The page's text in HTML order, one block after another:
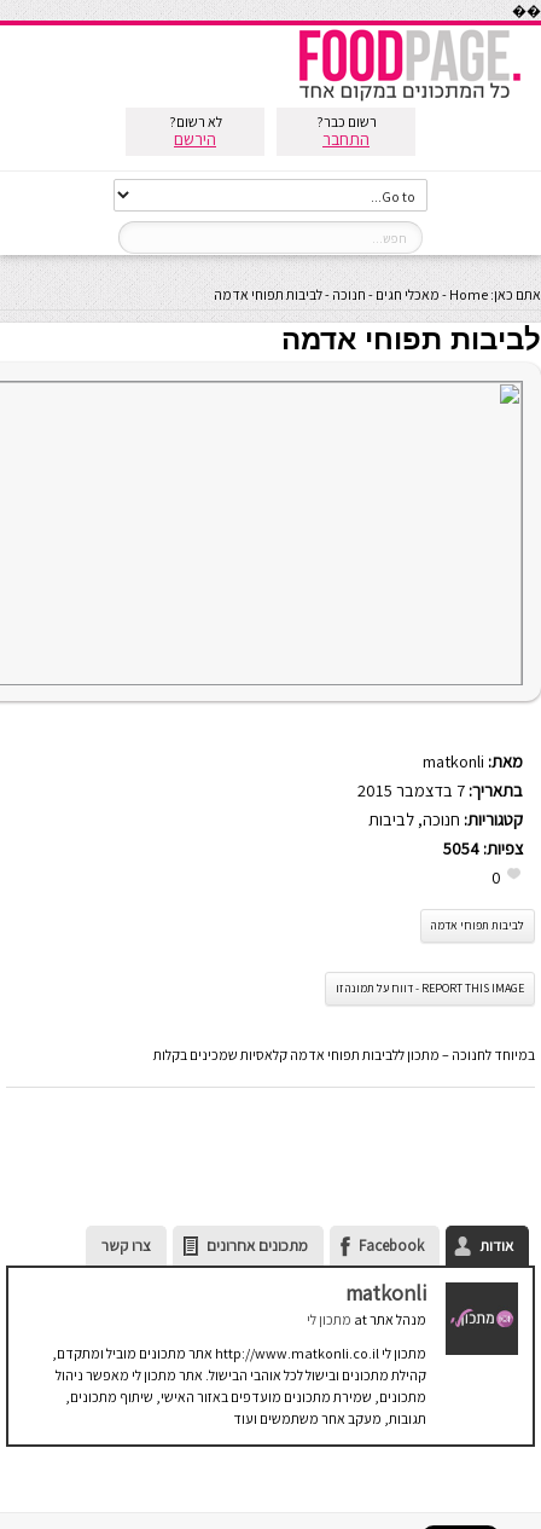
��
רשום כבר?
התחבר
לא רשום?
הירשם
אתם כאן: Home
- מאכלי חגים - חנוכה -לביבות תפוחי אדמה
לביבות תפוחי אדמה
מאת: matkonli
בתאריך:
קטגוריות: חנוכה, לביבות
צפיות: 5054
0
לביבות תפוחי אדמה
REPORT THIS IMAGE - דווח על תמונה זו
במיוחד לחנוכה – מתכון ללביבות תפוחי אדמה קלאסיות שמכינים בקלות
אודות Facebook מתכונים אחרונים צרו קשר
matkonli
מנהל אתר
מתכון לי
מתכון לי http://www.matkonli.co.il אתר מתכונים מוביל ומתקדם,
קהילת מתכונים ובישול לכל אוהבי הבישול. אתר מתכון לי מאפשר ניהול
מתכונים, שמירת מתכונים מועדפים באזור האישי, שיתוף מתכונים,
תגובות, מעקב אחר משתמשים ועוד